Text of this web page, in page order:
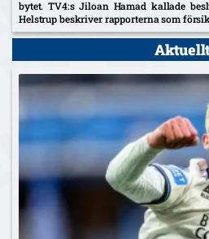
bytet. TV4:s Jiloan Hamad kallade
Helstrup beskriver rapporterna som
Aktuellt